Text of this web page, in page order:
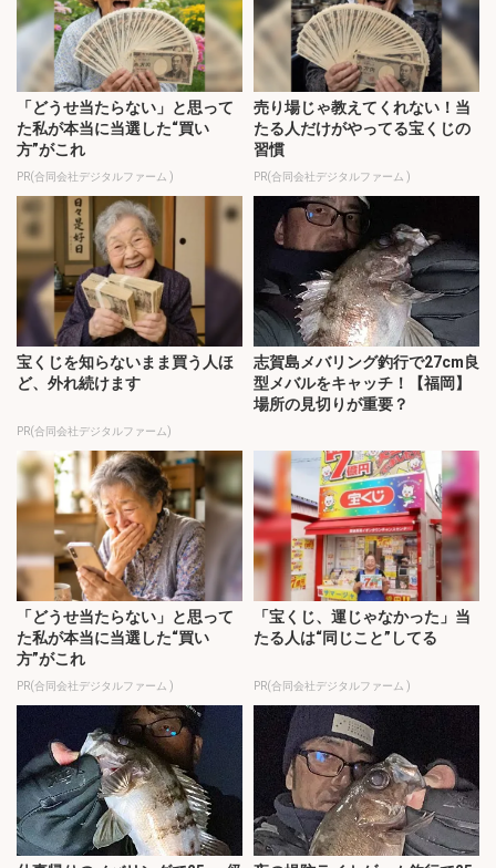
「どうせ当たらない」と思って
た私が本当に当選した“買い
方”がこれ
PR(合同会社デジタルファーム )
売り場じゃ教えてくれない！当
たる人だけがやってる宝くじの
習慣
PR(合同会社デジタルファーム )
宝くじを知らないまま買う人ほ
ど、外れ続けます
PR(合同会社デジタルファーム)
志賀島メバリング釣行で27cm良
型メバルをキャッチ！【福岡】
場所の見切りが重要？
「どうせ当たらない」と思って
た私が本当に当選した“買い
方”がこれ
PR(合同会社デジタルファーム )
「宝くじ、運じゃなかった」当
たる人は“同じこと”してる
PR(合同会社デジタルファーム )